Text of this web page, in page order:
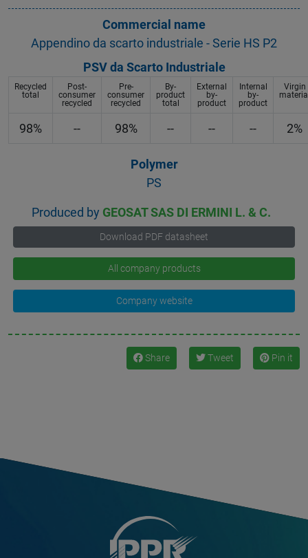
Commercial name
Appendino da scarto industriale - Serie HS P2
PSV da Scarto Industriale
Recycled
total
Post-
consumer
recycled
Pre-
consumer
recycled
By-
product
total
External
by-
product
Internal
by-
product
Virgin
98% -- 98% -- -- -- 2%
Polymer
PS
Produced by GEOSAT SAS DI ERMINI L. & C.
Download PDF datasheet
All company products
Company website
Share Tweet Pin it